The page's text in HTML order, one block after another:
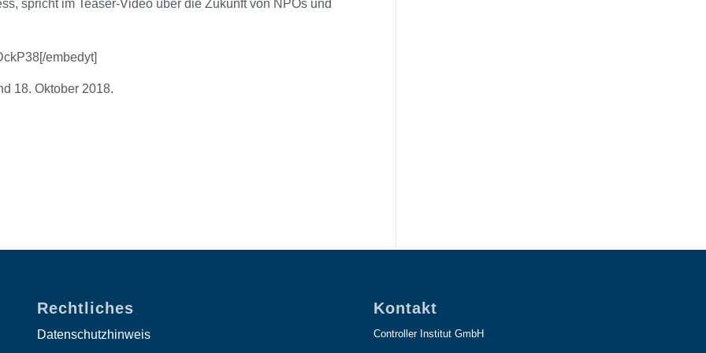
spricht im Teaser-Video über die Zukunft von NPOs und
embedyt]
18. Oktober 2018.
Rechtliches
Datenschutzhinweis
Kontakt
Controller Institut GmbH